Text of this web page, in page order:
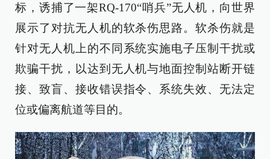
标，诱捕了一架RQ-170“哨兵”无人机，向世界
展示了对抗无人机的软杀伤思路。软杀伤就是
针对无人机上的不同系统实施电子压制干扰或
欺骗干扰，以达到无人机与地面控制站断开链
接、致盲、接收错误指令、系统失效、无法定
位或偏离航道等目的。